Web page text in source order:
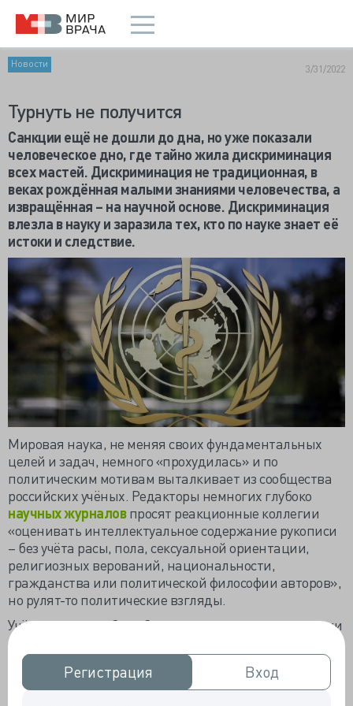
Регистрация
Регистрация Вход
Вход
Новости 3/31/2022
Турнуть не получится
Санкции ещё не дошли до дна, но уже показали
человеческое дно, где тайно жила дискриминация
всех мастей. Дискриминация не традиционная, в
веках рождённая малыми знаниями человечества, а
извращённая – на научной основе. Дискриминация
влезла в науку и заразила тех, кто по науке знает её
истоки и следствие.
Мировая наука, не меняя своих фундаментальных
целей и задач, немного «прохудилась» и по
политическим мотивам выталкивает из сообщества
российских учёных. Редакторы немногих глубоко
научных журналовпросят реакционные коллегии
«оценивать интеллектуальное содержание рукописи
– без учёта расы, пола, сексуальной ориентации,
религиозных верований, национальности,
гражданства или политической философии авторов»,
но рулят-то политические взгляды.
Учёные никогда бы себе не позволили сродства науки
с дискриминацией, но германский МИД резолюцией
высказал нежелательность общения с российскими
коллегами, и американские «начальники», и
британские, и далее по списку «недружественных РФ